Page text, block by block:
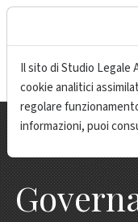
Il sito di Studio Legale
cookie analitici
regolare
informazioni, puoi